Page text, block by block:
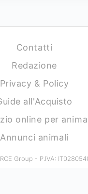
Contatti
Redazione
Privacy & Policy
all'Acquisto
online per
Annunci animali
Group - P.IVA: